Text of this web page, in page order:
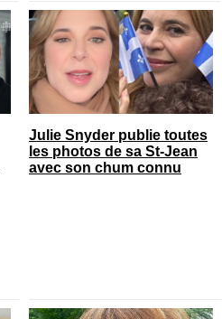
Julie Snyder publie toutes
les photos de sa St-Jean
avec son chum connu